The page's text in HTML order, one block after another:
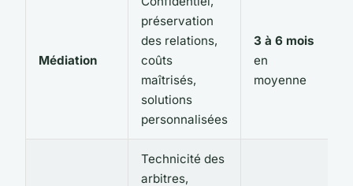
Médiation
préservation
des relations,
coûts
maîtrisés,
solutions
personnalisées
3 à 6 mois
en
moyenne
Technicité des
arbitres,